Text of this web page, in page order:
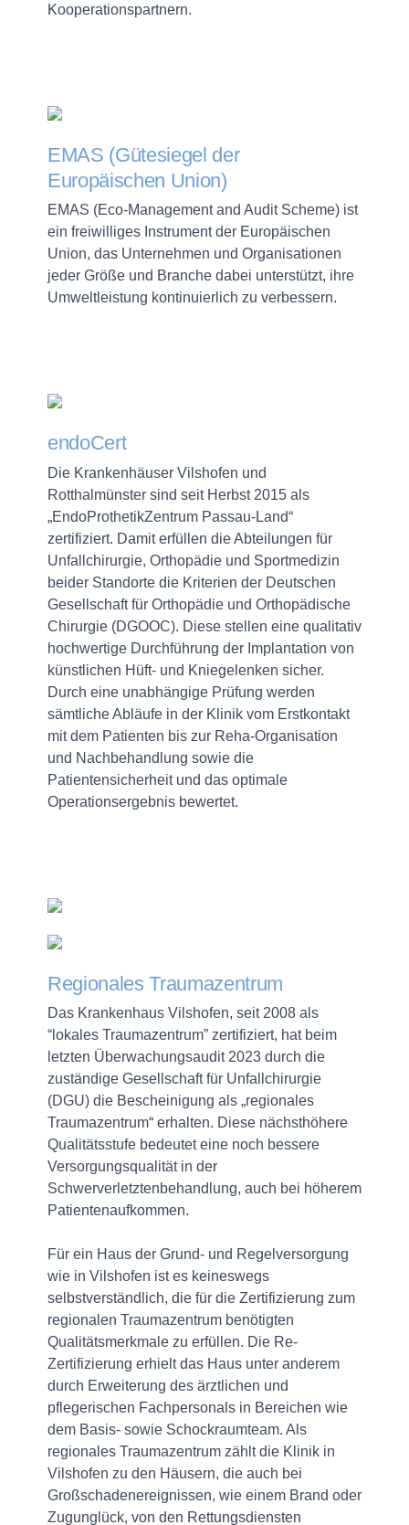
Kooperationspartnern.
EMAS (Gütesiegel der
Europäischen Union)
EMAS (Eco-Management and Audit Scheme) ist
ein freiwilliges Instrument der Europäischen
Union, das Unternehmen und Organisationen
jeder Größe und Branche dabei unterstützt, ihre
Umweltleistung kontinuierlich zu verbessern.
endoCert
Die Krankenhäuser Vilshofen und
Rotthalmünster sind seit Herbst 2015 als
„EndoProthetikZentrum Passau-Land“
zertifiziert. Damit erfüllen die Abteilungen für
Unfallchirurgie, Orthopädie und Sportmedizin
beider Standorte die Kriterien der Deutschen
Gesellschaft für Orthopädie und Orthopädische
Chirurgie (DGOOC). Diese stellen eine qualitativ
hochwertige Durchführung der Implantation von
künstlichen Hüft- und Kniegelenken sicher.
Durch eine unabhängige Prüfung werden
sämtliche Abläufe in der Klinik vom Erstkontakt
mit dem Patienten bis zur Reha-Organisation
und Nachbehandlung sowie die
Patientensicherheit und das optimale
Operationsergebnis bewertet.
Regionales Traumazentrum
Das Krankenhaus Vilshofen, seit 2008 als
“lokales Traumazentrum” zertifiziert, hat beim
letzten Überwachungsaudit 2023 durch die
zuständige Gesellschaft für Unfallchirurgie
(DGU) die Bescheinigung als „regionales
Traumazentrum“ erhalten. Diese nächsthöhere
Qualitätsstufe bedeutet eine noch bessere
Versorgungsqualität in der
Schwerverletztenbehandlung, auch bei höherem
Patientenaufkommen.
Für ein Haus der Grund- und Regelversorgung
wie in Vilshofen ist es keineswegs
selbstverständlich, die für die Zertifizierung zum
regionalen Traumazentrum benötigten
Qualitätsmerkmale zu erfüllen. Die Re-
Zertifizierung erhielt das Haus unter anderem
durch Erweiterung des ärztlichen und
pflegerischen Fachpersonals in Bereichen wie
dem Basis- sowie Schockraumteam. Als
regionales Traumazentrum zählt die Klinik in
Vilshofen zu den Häusern, die auch bei
Großschadenereignissen, wie einem Brand oder
Zugunglück, von den Rettungsdiensten